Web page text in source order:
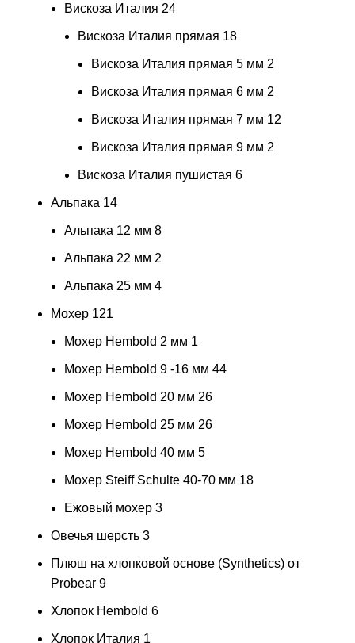
Вискоза Италия 24
Вискоза Италия прямая 18
Вискоза Италия прямая 5 мм 2
Вискоза Италия прямая 6 мм 2
Вискоза Италия прямая 7 мм 12
Вискоза Италия прямая 9 мм 2
Вискоза Италия пушистая 6
Альпака 14
Альпака 12 мм 8
Альпака 22 мм 2
Альпака 25 мм 4
Мохер 121
Мохер Hembold 2 мм 1
Мохер Hembold 9 -16 мм 44
Мохер Hembold 20 мм 26
Мохер Hembold 25 мм 26
Мохер Hembold 40 мм 5
Мохер Steiff Schulte 40-70 мм 18
Ежовый мохер 3
Овечья шерсть 3
Плюш на хлопковой основе (Synthetics) от
Probear 9
Хлопок Hembold 6
Хлопок Италия 1